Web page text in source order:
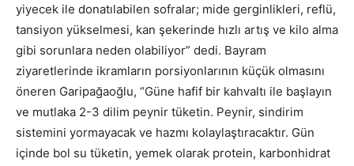
yiyecek ile donatılabilen sofralar; mide gerginlikleri, reflü,
tansiyon yükselmesi, kan şekerinde hızlı artış ve kilo alma
gibi sorunlara neden olabiliyor” dedi. Bayram
ziyaretlerinde ikramların porsiyonlarının küçük olmasını
öneren Garipağaoğlu, “Güne hafif bir kahvaltı ile başlayın
ve mutlaka 2-3 dilim peynir tüketin. Peynir, sindirim
sistemini yormayacak ve hazmı kolaylaştıracaktır. Gün
içinde bol su tüketin, yemek olarak protein, karbonhidrat